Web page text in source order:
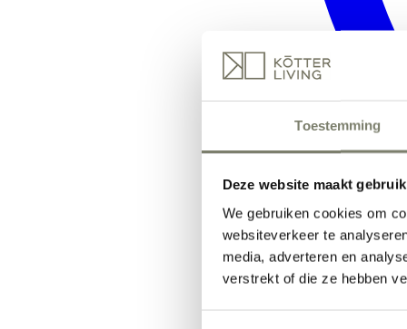
Toestemming
Deze website maakt
We gebruiken cookies om
websiteverkeer te
media, adverteren en
verstrekt of die ze hebben